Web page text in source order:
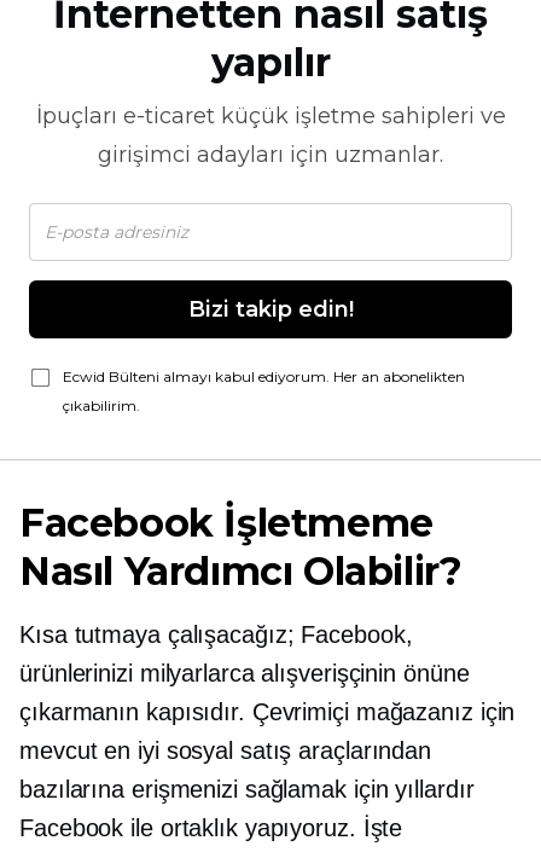
İnternetten nasıl satış
yapılır
İpuçları e-ticaretküçük işletme sahipleri ve
girişimci adayları için uzmanlar.
Bizi takip edin!
Ecwid Bülteni almayı kabul ediyorum. Her an abonelikten
çıkabilirim.
Facebook İşletmeme
Nasıl Yardımcı Olabilir?
Kısa tutmaya çalışacağız; Facebook,
ürünlerinizi milyarlarca alışverişçinin önüne
çıkarmanın kapısıdır. Çevrimiçi mağazanız için
mevcut en iyi sosyal satış araçlarından
bazılarına erişmenizi sağlamak için yıllardır
Facebook ile ortaklık yapıyoruz. İşte